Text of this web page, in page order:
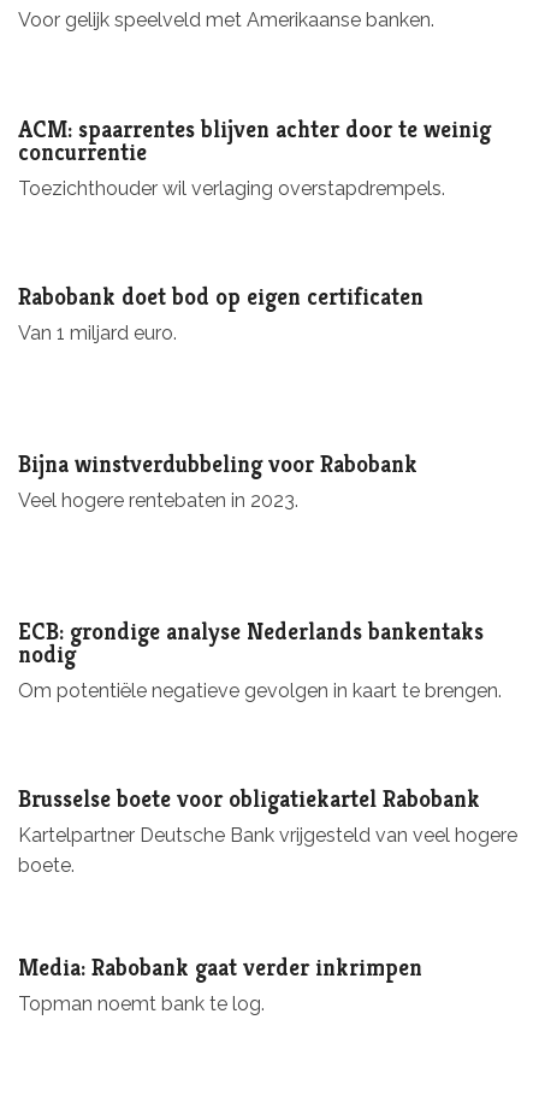
Voor gelijk speelveld met Amerikaanse banken.
ACM: spaarrentes blijven achter door te weinig
concurrentie
Toezichthouder wil verlaging overstapdrempels.
Rabobank doet bod op eigen certificaten
Van 1 miljard euro.
Bijna winstverdubbeling voor Rabobank
Veel hogere rentebaten in 2023.
ECB: grondige analyse Nederlands bankentaks
nodig
Om potentiële negatieve gevolgen in kaart te brengen.
Brusselse boete voor obligatiekartel Rabobank
Kartelpartner Deutsche Bank vrijgesteld van veel hogere
boete.
Media: Rabobank gaat verder inkrimpen
Topman noemt bank te log.